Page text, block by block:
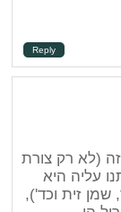
אם אתם
מהעניין
◄